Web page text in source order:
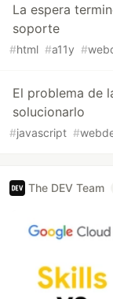
La espera
soporte
#html #a11y #
El problema de
solucionarlo
#javascript #
The DEV Team